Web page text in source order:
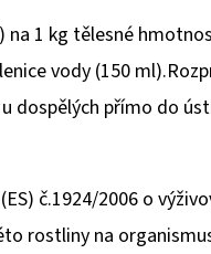
1 kg tělesné
vody (150
dospělých přímo do
č.1924/2006 o
rostliny na